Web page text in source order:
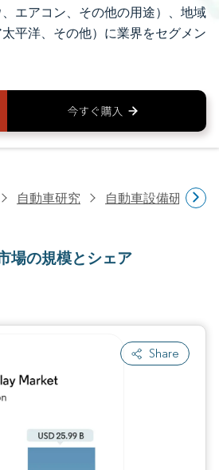
エアコン、その他の用途）、地域
太平洋、その他）に業界をセグメン
自動車研究 自動車設備研究
場の規模とシェア
Share